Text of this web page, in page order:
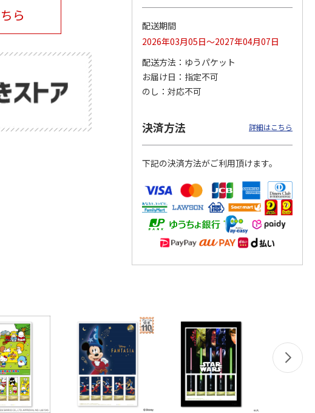
トちゃん広場
円
料別・税込)
島、沖縄島北部及び
西表島」世界自然遺
産登録
4.7
2,000円
(送料別・税込)
15周年記念 特急 A
4.0 （2）
1,300円
ぼく、シマエナガ。
ら
配送期間
2026年03月05日～2027年04月07日
配送方法
ゆうパケット
お届け日
指定不可
のし
対応不可
決済方法 詳細はこちら
下記の決済方法がご利用頂けます。